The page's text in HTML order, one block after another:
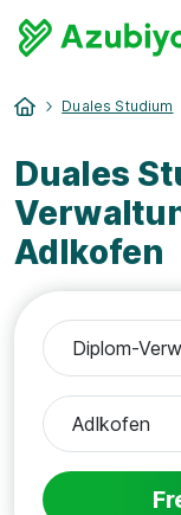
Duales Studium
Duales
Adlkofen